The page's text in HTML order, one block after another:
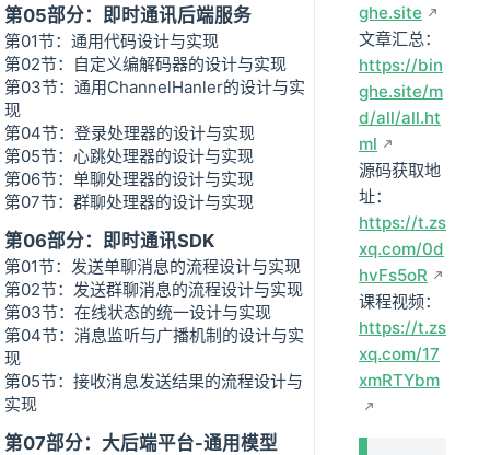
第05部分：即时通讯后端服务
第01节：通用代码设计与实现
第02节：自定义编解码器的设计与实现
第03节：通用ChannelHanler的设计与实
现
第04节：登录处理器的设计与实现
第05节：心跳处理器的设计与实现
第06节：单聊处理器的设计与实现
第07节：群聊处理器的设计与实现
第06部分：即时通讯SDK
第01节：发送单聊消息的流程设计与实现
第02节：发送群聊消息的流程设计与实现
第03节：在线状态的统一设计与实现
第04节：消息监听与广播机制的设计与实
现
第05节：接收消息发送结果的流程设计与
实现
第07部分：大后端平台-通用模型
ghe.site
文章汇总：
https://bin
ghe.site/m
d/all/all.ht
ml
源码获取地
址：
https://t.zs
xq.com/0d
hvFs5oR
课程视频：
https://t.zs
xq.com/17
xmRTYbm